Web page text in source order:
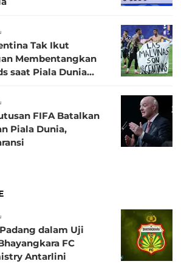
Tak Ikut
Membentangkan
saat Piala Dunia
FIFA Batalkan
Piala Dunia,
dalam Uji
FC
Antarlini